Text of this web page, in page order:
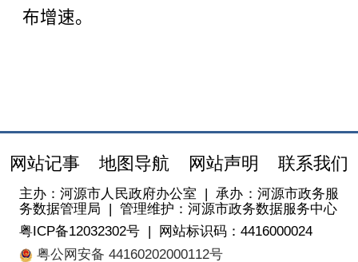
布增速。
网站记事 地图导航 网站声明 联系我们
主办：河源市人民政府办公室 | 承办：河源市政务服
务数据管理局 | 管理维护：河源市政务数据服务中心
粤ICP备12032302号|
网站标识码：4416000024
粤公网安备 44160202000112号